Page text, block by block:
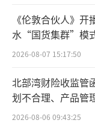
若被保险
内的，京东安
并为其提供紧
顺利进行，待
行事后结算。
《伦敦合伙人》
水“国货集群”模
向种草
2026-08-07 15:17:50
北部湾财险收监管
划不合理、产品
点”
2026-08-06 09:43:25